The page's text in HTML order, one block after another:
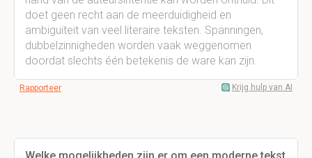
doet geen recht aan de meerduidigheid en
ambiguïteit van veel literaire teksten. Spanningen,
dubbelzinnigheden worden vaak weggenomen
doordat slechts één betekenis de ware kan zijn.
Rapporteer Krijg hulp van AI